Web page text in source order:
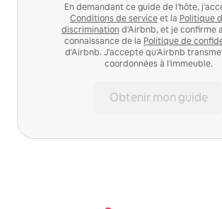
En demandant ce guide de l'hôte,
Conditions de serviceet la Politique
discrimination d'Airbnb, et je confirme
connaissance de la Politique de
d'Airbnb. J'accepte qu'Airbnb
coordonnées à l'immeuble.
Obtenir mon guide